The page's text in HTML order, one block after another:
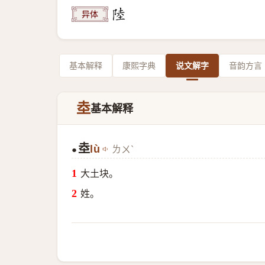
异体
基本解释 康熙字典 说文解字 音韵方言
坴基本解释
● 坴 lù ㄌㄨˋ
大土块。
姓。